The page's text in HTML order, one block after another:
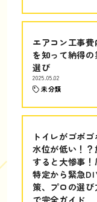
エアコン工事費
を知って納得の
選び
2025.05.02
未分類
トイレがゴボ
水位が低い！？
すると大惨事！
特定から緊急
策、プロの選び
で完全ガイド